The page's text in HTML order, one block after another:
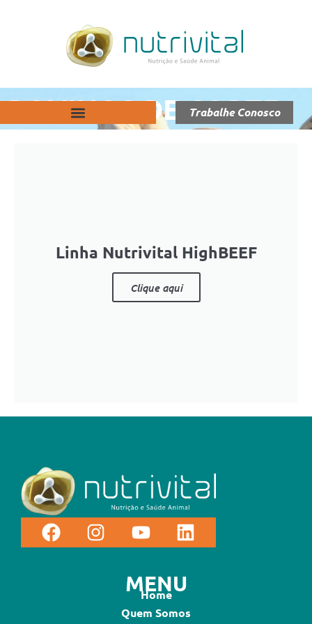
Trabalhe Conosco
BOVINOS DE CORTE
Linha Nutrivital HighBEEF
Clique aqui
MENU
Home
Quem Somos